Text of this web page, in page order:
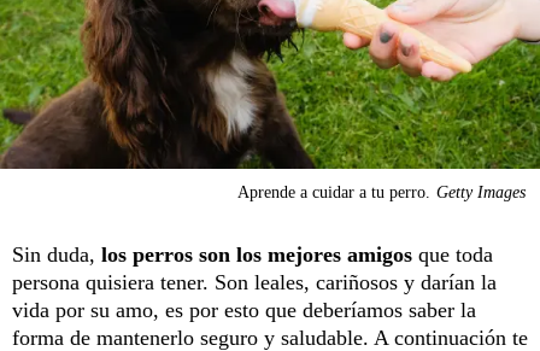
Aprende a cuidar a tu perro. Getty Images
Sin duda, los perros son los mejores amigos que toda
persona quisiera tener. Son leales, cariñosos y darían la
vida por su amo, es por esto que deberíamos saber la
forma de mantenerlo seguro y saludable. A continuación te